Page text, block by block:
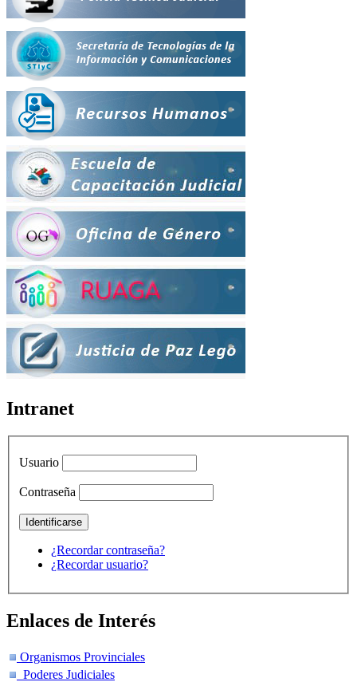
Intranet
Usuario
Contraseña
¿Recordar contraseña?
¿Recordar usuario?
Enlaces de Interés
Organismos Provinciales
Poderes Judiciales